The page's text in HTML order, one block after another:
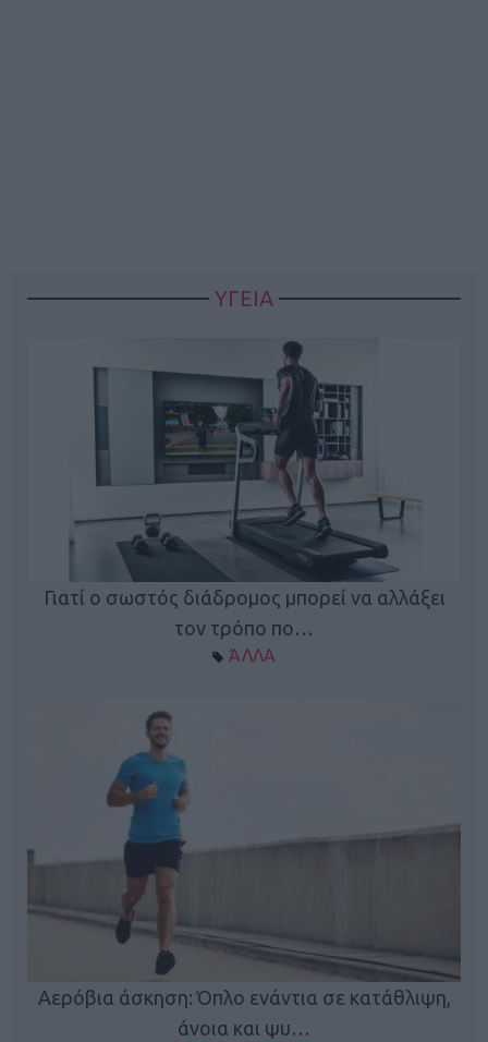
ΥΓΕΙΑ
Γιατί ο σωστός διάδρομος μπορεί να αλλάξει
τον τρόπο πο…
ΆΛΛΑ
Αερόβια άσκηση: Όπλο ενάντια σε κατάθλιψη,
άνοια και ψυ…